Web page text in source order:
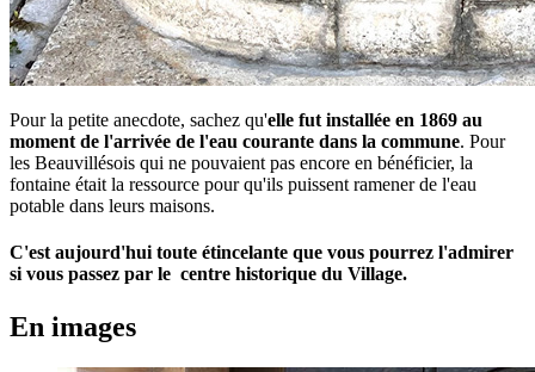
Pour la petite anecdote, sachez qu'elle fut installée en 1869 au
moment de l'arrivée de l'eau courante dans la commune. Pour
les Beauvillésois qui ne pouvaient pas encore en bénéficier, la
fontaine était la ressource pour qu'ils puissent ramener de l'eau
potable dans leurs maisons.
C'est aujourd'hui toute étincelante que vous pourrez l'admirer
si vous passez par le centre historique du Village.
En images